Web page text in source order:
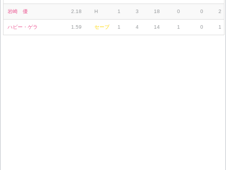
岩崎 優 2.18 H 1 3 18 0 0 2
ハビー・ゲラ 1.59 セーブ 1 4 14 1 0 1